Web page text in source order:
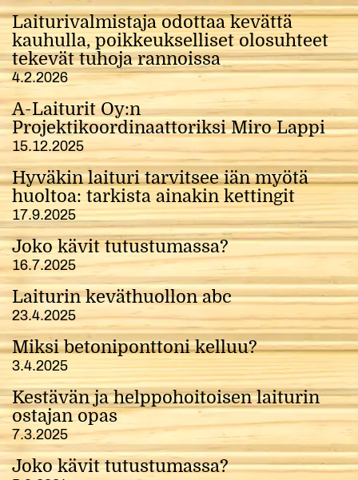
Laiturivalmistaja odottaa kevättä
kauhulla, poikkeukselliset olosuhteet
tekevät tuhoja rannoissa
4.2.2026
A-Laiturit Oy:n
Projektikoordinaattoriksi Miro Lappi
15.12.2025
Hyväkin laituri tarvitsee iän myötä
huoltoa: tarkista ainakin kettingit
17.9.2025
Joko kävit tutustumassa?
16.7.2025
Laiturin keväthuollon abc
23.4.2025
Miksi betoniponttoni kelluu?
3.4.2025
Kestävän ja helppohoitoisen laiturin
ostajan opas
7.3.2025
Joko kävit tutustumassa?